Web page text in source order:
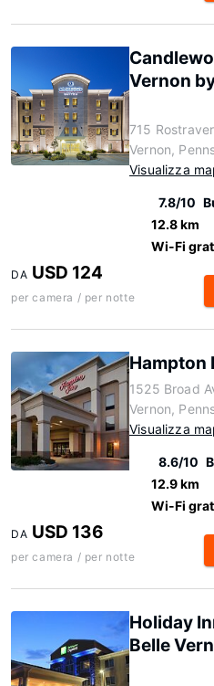
Vernon
715
Vernon,
Visualizza
7.8/10
12.8 km
Wi-Fi
DA USD 124
per camera / per notte
Hampton
1525 Broad
Vernon,
Visualizza
8.6/10
12.9 km
Wi-Fi
DA USD 136
per camera / per notte
Holiday
Belle